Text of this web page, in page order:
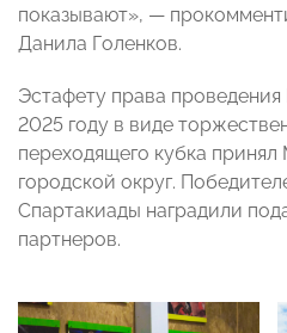
показывают», —
Данила Голенков.
Эстафету права
2025 году в виде
переходящего кубка
городской округ.
Спартакиады наградили
партнеров.